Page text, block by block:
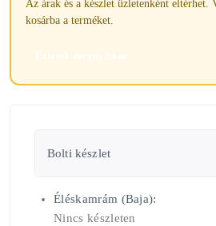
Az árak és a készlet üzletenként eltérhet.
kosárba a terméket.
Üzletek megnyitása
Bolti készlet
Éléskamrám (Baja):
Nincs készleten